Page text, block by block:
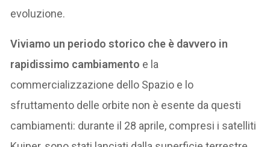
evoluzione.
Viviamo un periodo storico che è davvero in
rapidissimo cambiamento e la
commercializzazione dello Spazio e lo
sfruttamento delle orbite non è esente da questi
cambiamenti: durante il 28 aprile, compresi i satelliti